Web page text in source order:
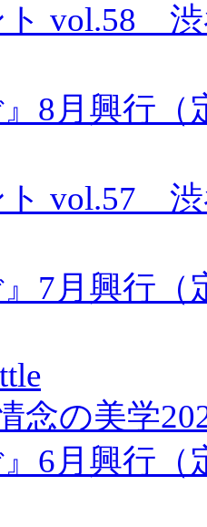
vol.58
』8月興行
vol.57
』7月興行
念の美学
』6月興行